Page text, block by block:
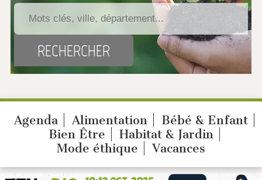
Agenda Alimentation
Bébé & Enfant
Bien Être
Habitat & Jardin
Mode éthique
Vacances